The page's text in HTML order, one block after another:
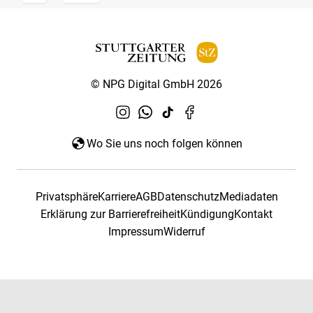
© NPG Digital GmbH 2026
Wo Sie uns noch folgen können
PrivatsphäreKarriereAGBDatenschutzMediadaten
Erklärung zur BarrierefreiheitKündigungKontakt
ImpressumWiderruf